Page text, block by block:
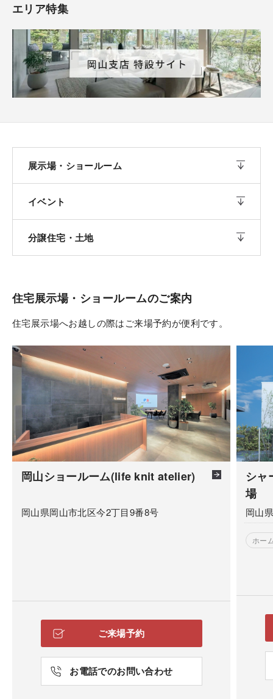
エリア特集
展示場・ショールーム
イベント
分譲住宅・土地
住宅展示場・ショールームのご案内
住宅展示場へお越しの際はご来場予約が便利です。
岡山ショールーム(life knit atelier)
岡山県岡山市北区今2丁目9番8号
ご来場予約
お電話でのお問い合わせ
シャ
場
岡山
ホー